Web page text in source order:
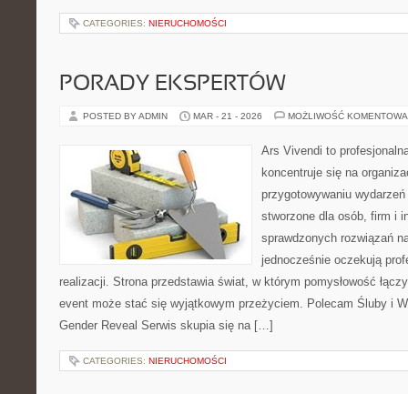
CATEGORIES: NIERUCHOMOŚCI
PORADY EKSPERTÓW
POSTED BY ADMIN MAR - 21 - 2026 MOŻLIWOŚĆ
Ars Vivendi to
koncentruje się na
przygotowywaniu
stworzone dla osób, firm i
sprawdzonych rozwiązań
jednocześnie oczekują
realizacji. Strona przedstawia świat, w którym pomysłowość
event może stać się wyjątkowym przeżyciem. Polecam Śluby i
Gender Reveal Serwis skupia się na […]
CATEGORIES: NIERUCHOMOŚCI